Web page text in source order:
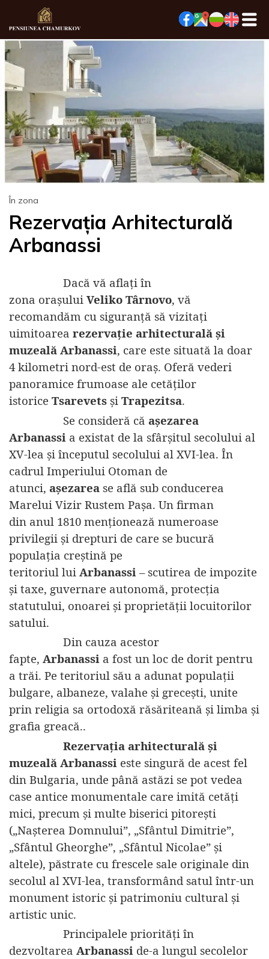
În zona
Rezervația Arhitecturală
Arbanassi
Dacă vă aflați în
zona orașului Veliko Târnovo, vă
recomandăm cu siguranță să vizitați
uimitoarea rezervație arhitecturală și
muzeală Arbanassi, care este situată la doar
4 kilometri nord-est de oraș. Oferă vederi
panoramice frumoase ale cetăților
istorice Tsarevets și Trapezitsa.
Se consideră că așezarea
Arbanassi a existat de la sfârșitul secolului al
XV-lea și începutul secolului al XVI-lea. În
cadrul Imperiului Otoman de
atunci, așezarea se află sub conducerea
Marelui Vizir Rustem Pașa. Un firman
din anul 1810 menționează numeroase
privilegii și drepturi de care se bucură
populația creștină pe
teritoriul lui Arbanassi – scutirea de impozite
și taxe, guvernare autonomă, protecția
statutului, onoarei și proprietății locuitorilor
satului.
Din cauza acestor
fapte, Arbanassi a fost un loc de dorit pentru
a trăi. Pe teritoriul său a adunat populații
bulgare, albaneze, valahe și grecești, unite
prin religia sa ortodoxă răsăriteană și limba și
grafia greacă..
Rezervația arhitecturală și
muzeală Arbanassi este singură de acest fel
din Bulgaria, unde până astăzi se pot vedea
case antice monumentale care imită cetăți
mici, precum și multe biserici pitorești
(„Nașterea Domnului”, „Sfântul Dimitrie”,
„Sfântul Gheorghe”, „Sfântul Nicolae” și
altele), păstrate cu frescele sale originale din
secolul al XVI-lea, transformând satul într-un
monument istoric și patrimoniu cultural și
artistic unic.
Principalele priorități în
dezvoltarea Arbanassi de-a lungul secolelor